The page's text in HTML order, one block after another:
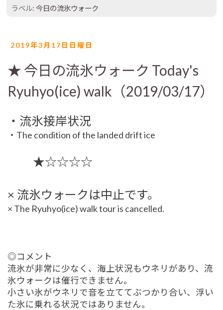
ラベル: 今日の流氷ウォーク
2019年3月17日日曜日
★ 今日の流氷ウォーク Today's
Ryuhyo(ice) walk（2019/03/17）
・流氷接岸状況
・The condition of the landed drift ice
★☆☆☆☆
× 流氷ウォークは中止です。
× The Ryuhyo(ice) walk tour is cancelled.
◎コメント
流氷が非常に少なく、海上状況もウネリがあり、流
氷ウォークは催行できません。
小さい氷がウネリで音を立ててぶつかり合い、浮い
た氷に乗れる状況ではありません。